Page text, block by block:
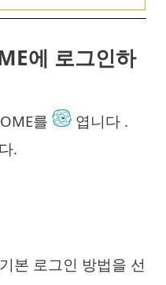
에 로그인하
를
엽니다 .
.
본 로그인 방법을 선